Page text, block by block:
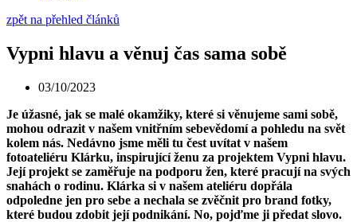
zpět na přehled článků
Vypni hlavu a věnuj čas sama sobě
03/10/2023
Je úžasné, jak se malé okamžiky, které si věnujeme sami sobě,
mohou odrazit v našem vnitřním sebevědomí a pohledu na svět
kolem nás. Nedávno jsme měli tu čest uvítat v našem
fotoateliéru Klárku, inspirující ženu za projektem Vypni hlavu.
Její projekt se zaměřuje na podporu žen, které pracují na svých
snahách o rodinu. Klárka si v našem ateliéru dopřála
odpoledne jen pro sebe a nechala se zvěčnit pro brand fotky,
které budou zdobit její podnikání. No, pojďme ji předat slovo.